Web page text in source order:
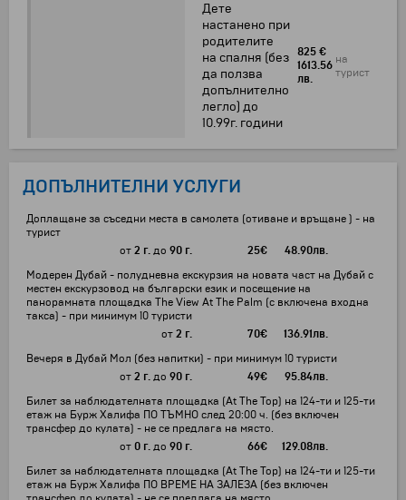
Дете
настанено при
родителите
на спалня (без
да ползва
допълнително
легло) до
10.99г. години
825 €
1613.56
лв.
на
турист
ДОПЪЛНИТЕЛНИ УСЛУГИ
Доплащане за съседни места в самолета (отиване и връщане ) - на
турист
от 2 г.до 90 г. 25€ 48.90лв.
Mодерен Дубай - полудневна екскурзия на новата част на Дубай с
местен екскурзовод на български език и посещение на
панорамната площадка The View At The Palm (с включена входна
такса) - при минимум 10 туристи
от 2 г. 70€ 136.91лв.
Вечеря в Дубай Мол (без напитки) - при минимум 10 туристи
от 2 г.до 90 г. 49€ 95.84лв.
Билет за наблюдателната площадка (At The Top) на 124-ти и 125-ти
етаж на Бурж Халифа ПО ТЪМНО след 20:00 ч. (без включен
трансфер до кулата) - не се предлага на място.
от 0 г.до 90 г. 66€ 129.08лв.
Билет за наблюдателната площадка (At The Top) на 124-ти и 125-ти
етаж на Бурж Халифа ПО ВРЕМЕ НА ЗАЛЕЗА (без включен